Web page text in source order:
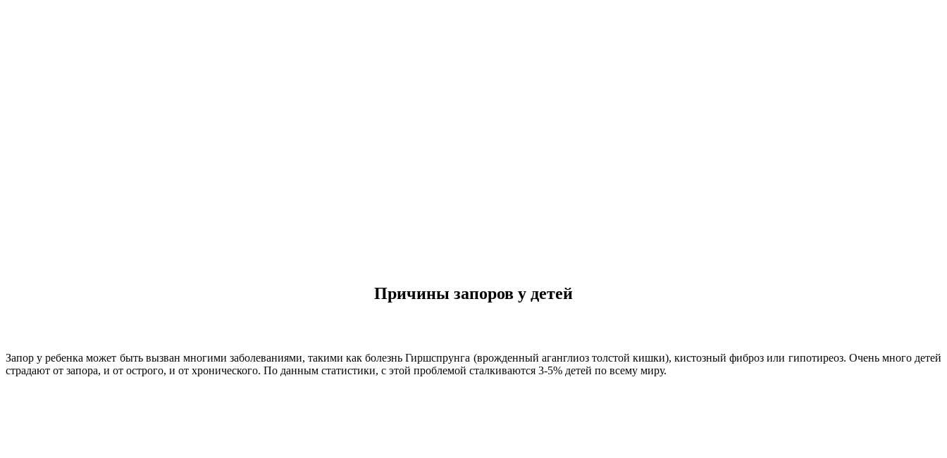
Причины запоров у детей
Запор у ребенка может быть вызван многими заболеваниями, такими как болезнь Гиршспрунга (врожденный аганглиоз толстой кишки), кистозный фиброз или гипотиреоз. Очень много детей
страдают от запора, и от острого, и от хронического. По данным статистики, с этой проблемой сталкиваются 3-5% детей по всему миру.